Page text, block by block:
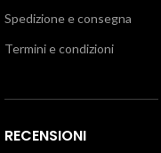
Spedizione e consegna
Termini e condizioni
RECENSIONI